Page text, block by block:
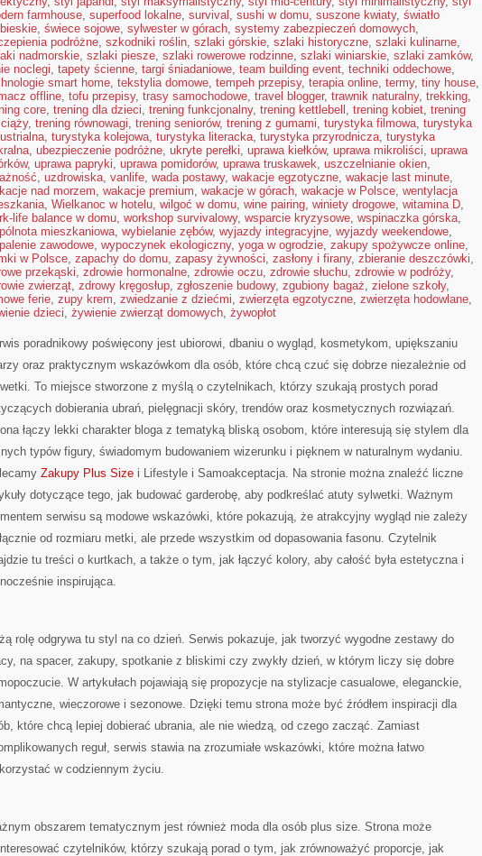
farmhouse, superfood lokalne, survival , sushi w domu, suszone kwiaty, światło
, świece sojowe, sylwester w górach, systemy zabezpieczeń domowych,
podróżne, szkodniki roślin, szlaki górskie, szlaki historyczne, szlaki kulinarne,
nadmorskie, szlaki piesze, szlaki rowerowe rodzinne, szlaki winiarskie, szlaki zamków,
noclegi, tapety ścienne, targi śniadaniowe, team building event, techniki oddechowe,
smart home, tekstylia domowe, tempeh przepisy, terapia online, termy, tiny house,
offline, tofu przepisy, trasy samochodowe, travel blogger, trawnik naturalny, trekking,
core, trening dla dzieci, trening funkcjonalny, trening kettlebell , trening kobiet, trening
, trening równowagi, trening seniorów, trening z gumami, turystyka filmowa, turystyka
, turystyka kolejowa, turystyka literacka, turystyka przyrodnicza, turystyka
, ubezpieczenie podróżne, ukryte perełki, uprawa kiełków, uprawa mikroliści, uprawa
, uprawa papryki, uprawa pomidorów, uprawa truskawek, uszczelnianie okien,
, uzdrowiska, vanlife, wada postawy, wakacje egzotyczne, wakacje last minute,
nad morzem, wakacje premium, wakacje w górach, wakacje w Polsce, wentylacja
, Wielkanoc w hotelu, wilgoć w domu, wine pairing, winiety drogowe, witamina D,
life balance w domu, workshop survivalowy, wsparcie kryzysowe, wspinaczka górska,
mieszkaniowa, wybielanie zębów, wyjazdy integracyjne, wyjazdy weekendowe,
zawodowe, wypoczynek ekologiczny, yoga w ogrodzie, zakupy spożywcze online,
w Polsce, zapachy do domu, zapasy żywności, zasłony i firany, zbieranie deszczówki,
przekąski, zdrowie hormonalne, zdrowie oczu, zdrowie słuchu, zdrowie w podróży,
zwierząt, zdrowy kręgosłup, zgłoszenie budowy, zgubiony bagaż, zielone szkoły,
ferie, zupy krem, zwiedzanie z dziećmi, zwierzęta egzotyczne, zwierzęta hodowlane,
dzieci, żywienie zwierząt domowych, żywopłot
poradnikowy poświęcony jest ubiorowi, dbaniu o wygląd, kosmetykom, upiększaniu
oraz praktycznym wskazówkom dla osób, które chcą czuć się dobrze niezależnie od
To miejsce stworzone z myślą o czytelnikach, którzy szukają prostych porad
dobierania ubrań, pielęgnacji skóry, trendów oraz kosmetycznych rozwiązań.
łączy lekki charakter bloga z tematyką bliską osobom, które interesują się stylem dla
typów figury, świadomym budowaniem wizerunku i pięknem w naturalnym wydaniu.
Zakupy Plus Size i Lifestyle i Samoakceptacja. Na stronie można znaleźć liczne
dotyczące tego, jak budować garderobę, aby podkreślać atuty sylwetki. Ważnym
serwisu są modowe wskazówki, które pokazują, że atrakcyjny wygląd nie zależy
od rozmiaru metki, ale przede wszystkim od dopasowania fasonu. Czytelnik
tu treści o kurtkach, a także o tym, jak łączyć kolory, aby całość była estetyczna i
inspirująca.
rolę odgrywa tu styl na co dzień. Serwis pokazuje, jak tworzyć wygodne zestawy do
na spacer, zakupy, spotkanie z bliskimi czy zwykły dzień, w którym liczy się dobre
W artykułach pojawiają się propozycje na stylizacje casualowe, eleganckie,
wieczorowe i sezonowe. Dzięki temu strona może być źródłem inspiracji dla
które chcą lepiej dobierać ubrania, ale nie wiedzą, od czego zacząć. Zamiast
reguł, serwis stawia na zrozumiałe wskazówki, które można łatwo
w codziennym życiu.
obszarem tematycznym jest również moda dla osób plus size. Strona może
czytelników, którzy szukają porad o tym, jak zrównoważyć proporcje, jak